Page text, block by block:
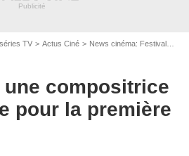
TV Actus Ciné News cinéma: Festivals
une compositrice
pour la première